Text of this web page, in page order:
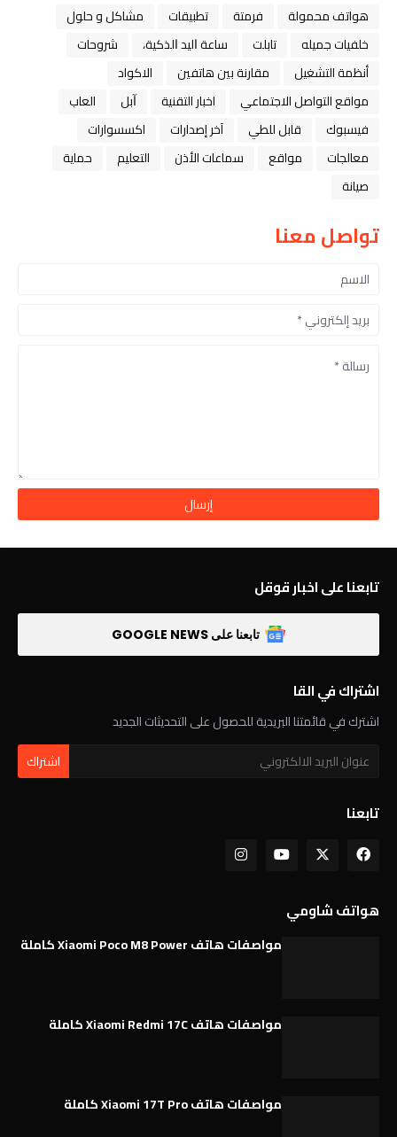
هواتف محمولة فرمتة تطبيقات
مشاكل و حلول
خلفيات جميله
تابلت ﺳﺎﻋﺔ ﺍﻟﻴﺪ ﺍﻟﺬﻛﻴﺔ،
شروحات
أنظمة التشغيل
مقارنة بين هاتفين
الاكواد
مواقع التواصل الاجتماعي
اخبار التقنية ﺁﺑﻞ
العاب
فيسبوك
قابل للطي آخر إصدارات
اكسسوارات
معالجات
مواقع سماعات الأذن التعليم
حماية
صيانة
تواصل معنا
تابعنا على اخبار قوقل
تابعنا على GOOGLE NEWS
اشتراك في القا
اشترك في قائمتنا البريدية للحصول على التحديثات الجديد
تابعنا
هواتف شاومي
مواصفات هاتف Xiaomi Poco M8 Power كاملة
مواصفات هاتف Xiaomi Redmi 17C كاملة
مواصفات هاتف Xiaomi 17T Pro كاملة